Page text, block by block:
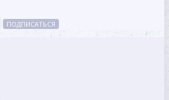
ПОДПИСАТЬСЯ